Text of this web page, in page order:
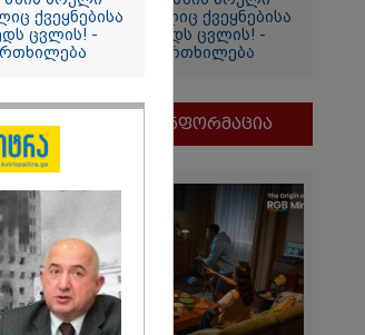
დაბნელება, რომელიც ქვეყნებისა
და ადამიანების ბედს ცვლის! -
ასტროლოგის გაფრთხილება
მნიშვნელოვანი ინფორმაცია
ქვეყნებისა
ცვლის! -